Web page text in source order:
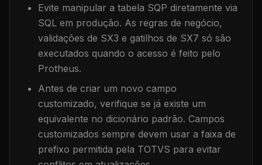
Evite manipular a tabela SQP diretamente via
SQL em produção. As regras de negócio,
validações de SX3 e gatilhos de SX7 só são
executados quando o acesso é feito pelo
Protheus.
Antes de criar um novo campo
customizado, verifique se já existe um
equivalente no dicionário padrão. Campos
customizados sempre devem usar a faixa de
prefixo permitida pela TOTVS para evitar